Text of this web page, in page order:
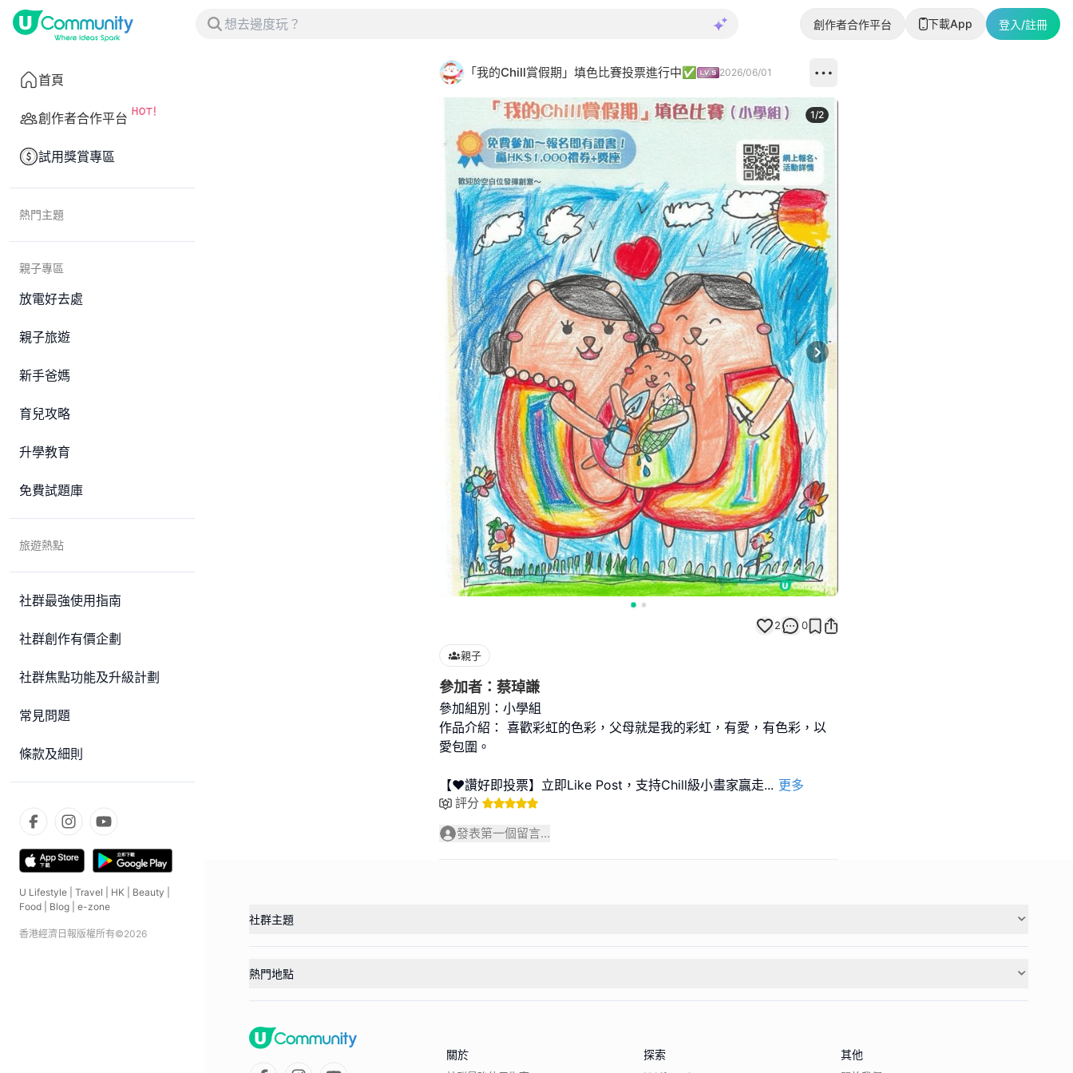
創作者合作平台 下載App 登入/註冊
首頁
創作者合作平台
試用獎賞專區
熱門主題
親子專區
放電好去處
親子旅遊
新手爸媽
育兒攻略
升學教育
免費試題庫
旅遊熱點
社群最強使用指南
社群創作有價企劃
社群焦點功能及升級計劃
常見問題
條款及細則
U Lifestyle Travel HK Beauty
Food
Blog e-zone
香港經濟日報版權所有©2026
「我的Chill賞假期」填色比賽投票進行中✅ 2026/06/01
Next slide
1/2
2 0
親子
參加者：蔡琸謙
參加組別：小學組
作品介紹： 喜歡彩虹的色彩，父母就是我的彩虹，有愛，有色彩，以
愛包圍。
【❤️讚好即投票】立即Like Post，支持Chill級小畫家贏走... 更多
評分
發表第一個留言...
社群主題
熱門地點
關於 探索 其他